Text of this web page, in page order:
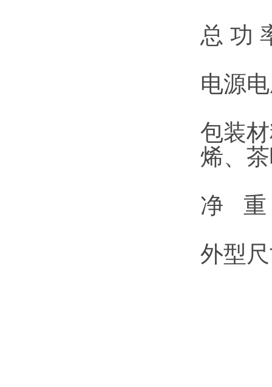
总 功
电源
包装
烯、
净 重
外型